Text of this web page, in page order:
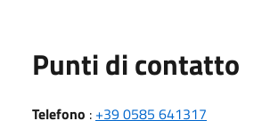
Punti di contatto
Telefono : +39 0585 641317